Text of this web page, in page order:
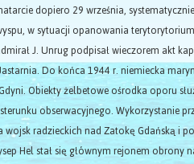
dopiero 29 września,
w sytuacji opanowania
J. Unrug podpisał wieczorem akt
Do końca 1944 r. niemiecka
Obiekty żelbetowe ośrodka oporu
obserwacyjnego. Wykorzystanie
radzieckich nad Zatokę Gdańską i
Hel stał się głównym rejonem